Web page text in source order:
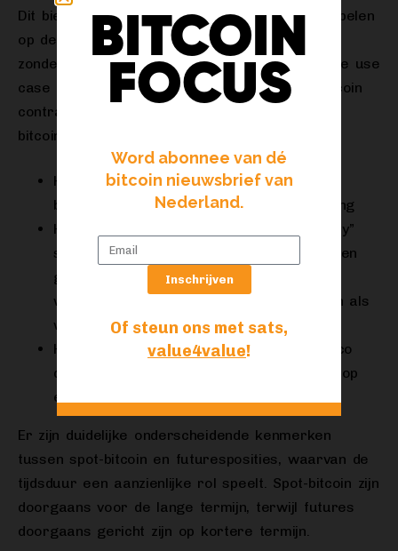
Dit biedt beleggers de mogelijkheid om in te spelen
op de verwachte prijsbewegingen van bitcoin,
zonder dat ze bitcoin daadwerkelijk bezitten. De use
case voor het aanschaffen van een future-bitcoin
contract zijn grotendeels anders dan bij spot
bitcoin. Dit zijn onder meer:
Het aangaan van speculatieve posities in
bitcoinfutures in de hoop op waardestijging
Het implementeren van een “cash-en-carry”
strategie waarbij men spot-bitcoin koopt en
gelijktijdig een futurescontract verkoopt,
waarbij het verschil in prijs is te benutten als
winst met beperkt risico.
Het minimaliseren van een tegenpartijrisico
door slechts een deel van het vermogen op
een beurs te storten.
Er zijn duidelijke onderscheidende kenmerken
tussen spot-bitcoin en futuresposities, waarvan de
tijdsduur een aanzienlijke rol speelt. Spot-bitcoin zijn
doorgaans voor de lange termijn, terwijl futures
doorgaans gericht zijn op kortere termijn.
BITCOIN
FOCUS
Word abonnee van dé
bitcoin nieuwsbrief van
Nederland.
Inschrijven
Of steun ons met sats,
value4value!